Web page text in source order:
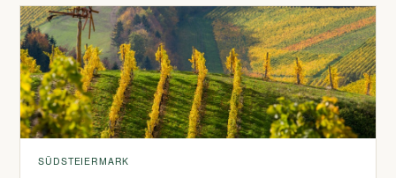
SÜDSTEIERMARK